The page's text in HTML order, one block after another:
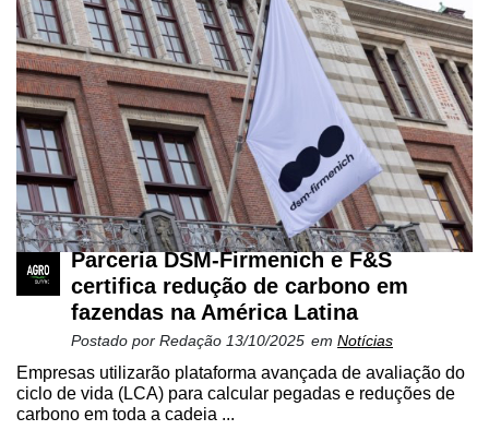
Parceria DSM-Firmenich e F&S
certifica redução de carbono em
fazendas na América Latina
Postado por Redação 13/10/2025 em Notícias
Empresas utilizarão plataforma avançada de avaliação do
ciclo de vida (LCA) para calcular pegadas e reduções de
carbono em toda a cadeia ...